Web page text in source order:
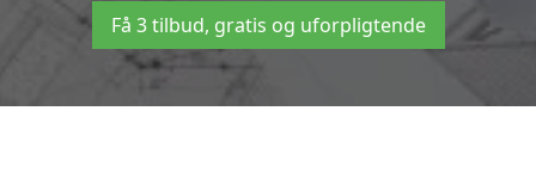
Få 3 tilbud, gratis og uforpligtende